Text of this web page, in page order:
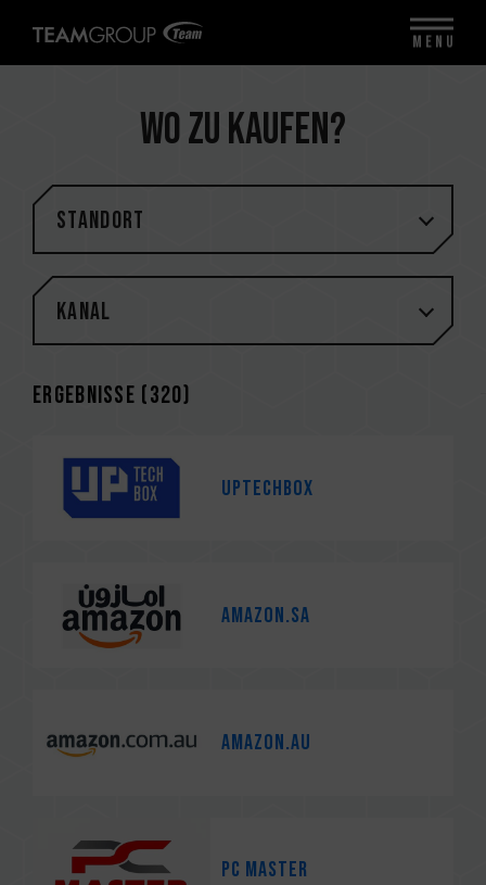
Wo zu kaufen?
STANDORT
Kanal
Ergebnisse (320)
Uptechbox
Amazon.sa
Amazon.au
PC MASTER
MENU